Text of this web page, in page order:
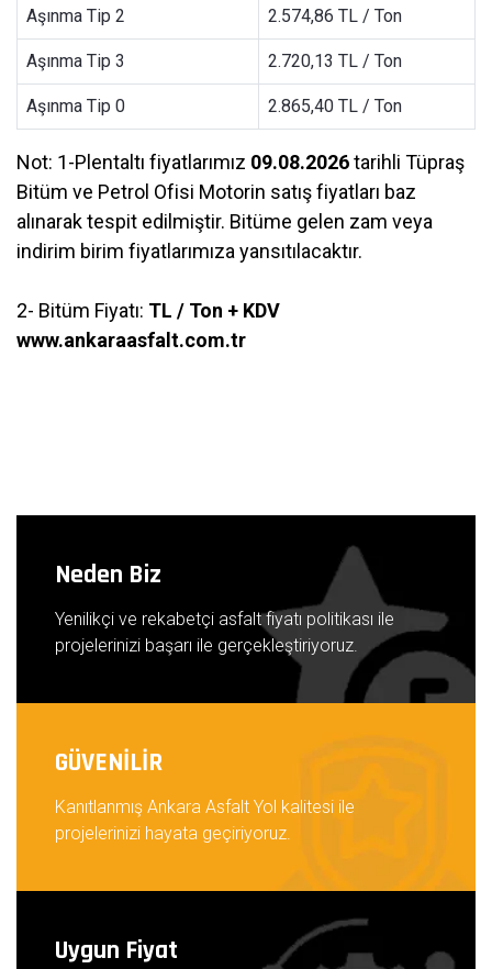
Aşınma Tip 2 2.574,86 TL / Ton
Aşınma Tip 3 2.720,13 TL / Ton
Aşınma Tip 0 2.865,40 TL / Ton
Not: 1-Plentaltı fiyatlarımız 09.08.2026tarihli Tüpraş
Bitüm ve Petrol Ofisi Motorin satış fiyatları baz
alınarak tespit edilmiştir. Bitüme gelen zam veya
indirim birim fiyatlarımıza yansıtılacaktır.
2- Bitüm Fiyatı: TL / Ton + KDV
www.ankaraasfalt.com.tr
Neden Biz
Yenilikçi ve rekabetçi asfalt fiyatı politikası ile
projelerinizi başarı ile gerçekleştiriyoruz.
GÜVENİLİR
Kanıtlanmış Ankara Asfalt Yol kalitesi ile
projelerinizi hayata geçiriyoruz.
Uygun Fiyat